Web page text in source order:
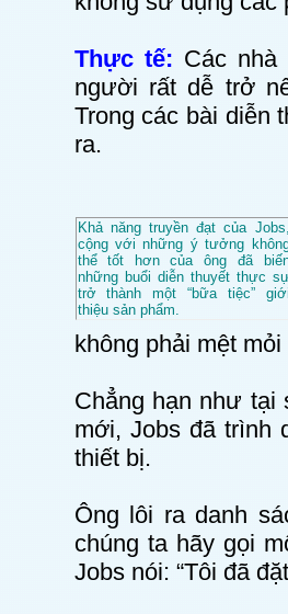
Thực tế: Các nhà
người rất dễ trở
Trong các bài diễn
ra.
Khả năng truyền đạt của
cộng với những ý tưởng
thể tốt hơn của ông đã
những buổi diễn thuyết thực
trở thành một “bữa tiệc”
thiệu sản phẩm.
không phải mệt
Chẳng hạn như tại
mới, Jobs đã trình
thiết bị.
Ông lôi ra danh
chúng ta hãy gọi
Jobs nói: “Tôi đã